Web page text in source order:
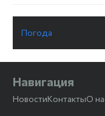
Погода
Навигация
НовостиКонтактыО